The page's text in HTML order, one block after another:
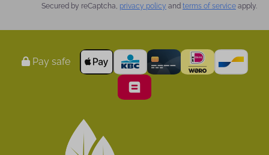
Secured by reCaptcha, privacy policy and terms of service apply.
Pay safe